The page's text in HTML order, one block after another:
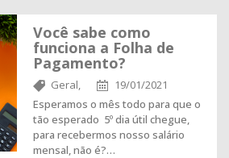
Você sabe como
funciona a Folha de
Pagamento?
Geral,
19/01/2021
Esperamos o mês todo para que o
tão esperado 5º dia útil chegue,
para recebermos nosso salário
mensal, não é?…